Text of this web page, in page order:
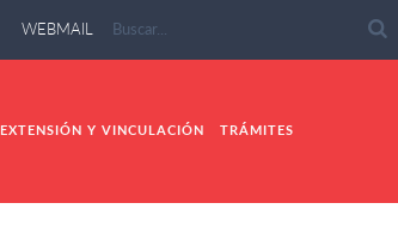
WEBMAIL
EXTENSIÓN Y VINCULACIÓN TRÁMITES